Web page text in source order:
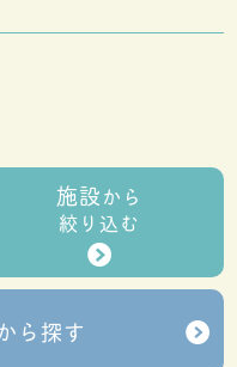
施設から
絞り込む
ら探す